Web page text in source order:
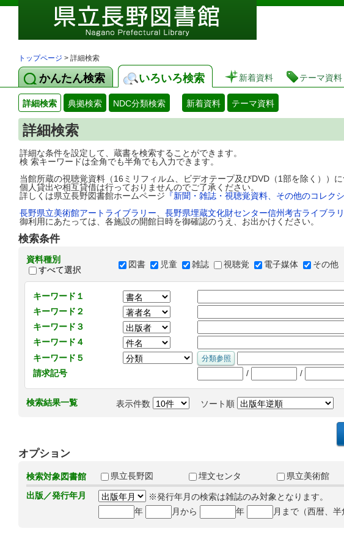
図書館 蔵書
トップページ > 詳細検索
かんたん検索 いろいろ検索 新着資料 テーマ資料
詳細検索 典拠検索 NDC分類検索 新着資料 テーマ資料
詳細検索
詳細な条件を設定して、蔵書を検索することができます。
検 索キーワードは全角でも半角でも入力できます。
当館所蔵の視聴覚資料（16ミリフィルム、ビデオテープ及びDVD（1部を除く））
個人貸出や相互貸借は行っておりませんのでご了承ください。
詳しくは県立長野図書館ホームページ 『新聞・雑誌・視聴覚資料、その他のコレクシ
長野県立美術館アートライブラリー
長野県埋蔵文化財センター信州考古ライブラ
御利用にあたっては、各施設の開館日時を御確認のうえ、お出かけください。
検索条件
資料種別
すべて選択
図書 児童 雑誌 視聴覚 電子媒体 その他
キーワード１
キーワード２
キーワード３
キーワード４
キーワード５
請求記号
/ /
検索結果一覧 表示件数 ソート順
オプション
検索対象図書館 県立長野図 埋文センタ
県立美術館
出版／発行年月
※発行年月の検索は雑誌のみ対象となります。
年
月から 年 月まで（西暦、半